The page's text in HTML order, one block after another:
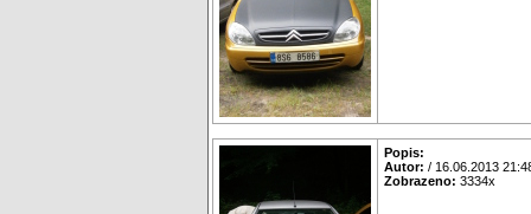
Popis:
Autor: / 16.06.2013
Zobrazeno: 3334x